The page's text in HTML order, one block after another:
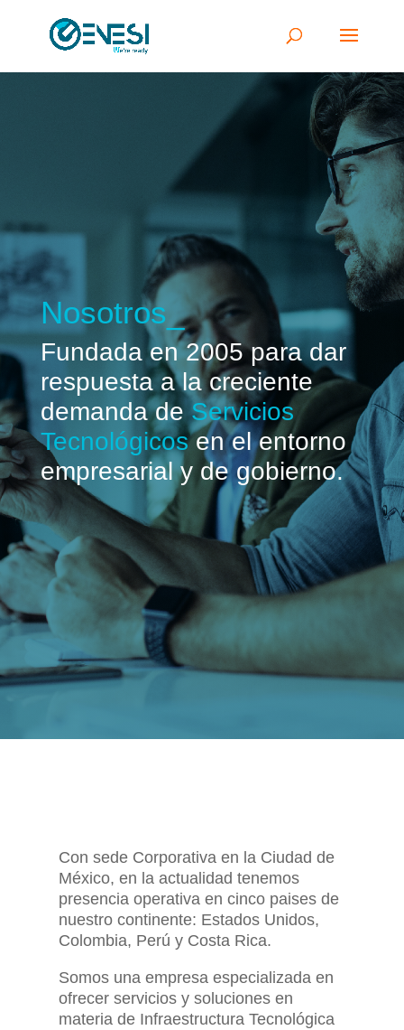
Nosotros_
Fundada en 2005 para dar
respuesta a la creciente
demanda deServicios
Tecnológicosen el entorno
empresarial y de gobierno.
Con sede Corporativa en la Ciudad de
México, en la actualidad tenemos
presencia operativa en cinco paises de
nuestro continente: Estados Unidos,
Colombia, Perú y Costa Rica.
Somos una empresa especializada en
ofrecer servicios y soluciones en
materia de Infraestructura Tecnológica